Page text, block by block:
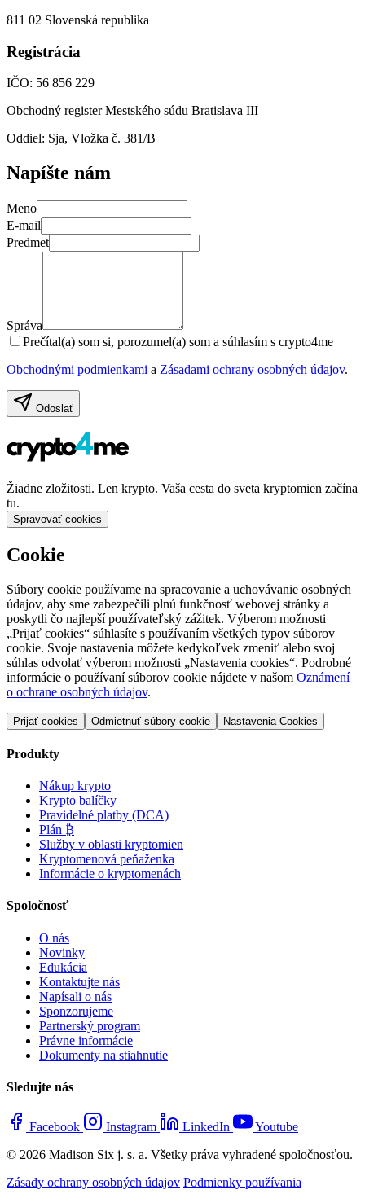
811 02 Slovenská republika
Registrácia
IČO: 56 856 229
Obchodný register Mestského súdu Bratislava III
Oddiel: Sja, Vložka č. 381/B
Napíšte nám
Meno
E-mail
Predmet
Správa
Prečítal(a) som si, porozumel(a) som a súhlasím s crypto4me
Obchodnými podmienkami a Zásadami ochrany osobných údajov.
Odoslať
Žiadne zložitosti. Len krypto. Vaša cesta do sveta kryptomien začína
tu.
Spravovať cookies
Cookie
Súbory cookie používame na spracovanie a uchovávanie osobných
údajov, aby sme zabezpečili plnú funkčnosť webovej stránky a
poskytli čo najlepší používateľský zážitek. Výberom možnosti
„Prijať cookies“ súhlasíte s používaním všetkých typov súborov
cookie. Svoje nastavenia môžete kedykoľvek zmeniť alebo svoj
súhlas odvolať výberom možnosti „Nastavenia cookies“. Podrobné
informácie o používaní súborov cookie nájdete v našom Oznámení
o ochrane osobných údajov.
Prijať cookies Odmietnuť súbory cookie Nastavenia Cookies
Produkty
Nákup krypto
Krypto balíčky
Pravidelné platby (DCA)
Plán ₿
Služby v oblasti kryptomien
Kryptomenová peňaženka
Informácie o kryptomenách
Spoločnosť
O nás
Novinky
Edukácia
Kontaktujte nás
Napísali o nás
Sponzorujeme
Partnerský program
Právne informácie
Dokumenty na stiahnutie
Sledujte nás
Facebook Instagram LinkedIn
Youtube
© 2026 Madison Six j. s. a. Všetky práva vyhradené spoločnosťou.
Zásady ochrany osobných údajov Podmienky používania